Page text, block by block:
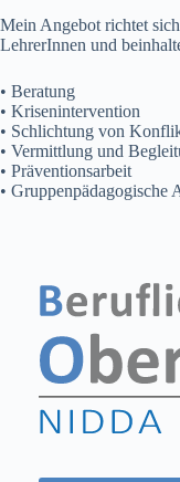
Mein Angebot richtet
LehrerInnen und
• Beratung
• Krisenintervention
• Schlichtung von
• Vermittlung und
• Präventionsarbeit
• Gruppenpädagogische